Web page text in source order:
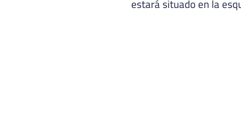
estará situado en la